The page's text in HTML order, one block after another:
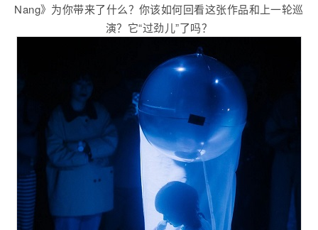
Nang》为你带来了什么？你该如何回看这张作品和上一轮巡
演？它“过劲儿”了吗？